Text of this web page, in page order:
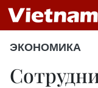
ЭКОНОМИКА